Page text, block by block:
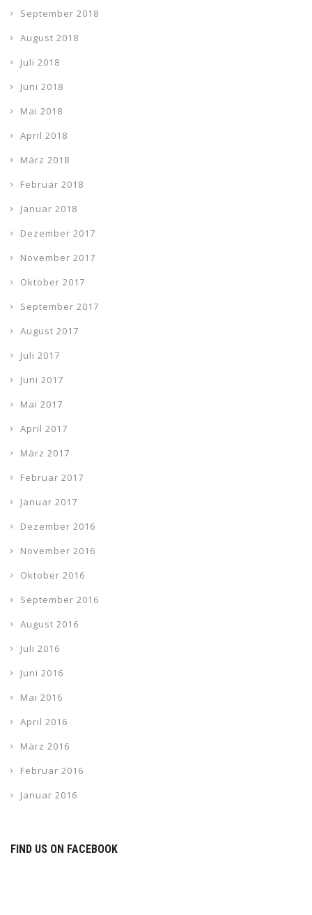
September 2018
August 2018
Juli 2018
Juni 2018
Mai 2018
April 2018
März 2018
Februar 2018
Januar 2018
Dezember 2017
November 2017
Oktober 2017
September 2017
August 2017
Juli 2017
Juni 2017
Mai 2017
April 2017
März 2017
Februar 2017
Januar 2017
Dezember 2016
November 2016
Oktober 2016
September 2016
August 2016
Juli 2016
Juni 2016
Mai 2016
April 2016
März 2016
Februar 2016
Januar 2016
FIND US ON FACEBOOK